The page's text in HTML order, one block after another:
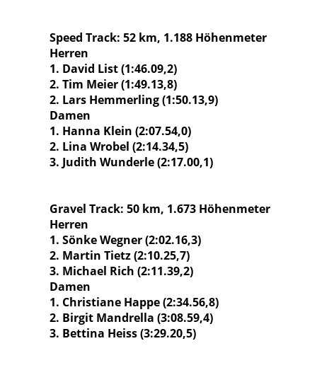
Speed Track: 52 km, 1.188 Höhenmeter
Herren
1. David List (1:46.09,2)
2. Tim Meier (1:49.13,8)
2. Lars Hemmerling (1:50.13,9)
Damen
1. Hanna Klein (2:07.54,0)
2. Lina Wrobel (2:14.34,5)
3. Judith Wunderle (2:17.00,1)
Gravel Track: 50 km, 1.673 Höhenmeter
Herren
1. Sönke Wegner (2:02.16,3)
2. Martin Tietz (2:10.25,7)
3. Michael Rich (2:11.39,2)
Damen
1. Christiane Happe (2:34.56,8)
2. Birgit Mandrella (3:08.59,4)
3. Bettina Heiss (3:29.20,5)